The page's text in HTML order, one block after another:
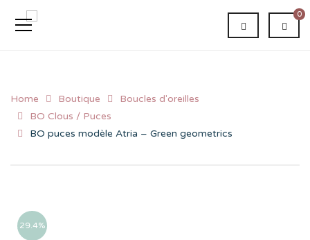
0
Home Boutique
Boucles d'oreilles
BO Clous / Puces
BO puces modèle Atria – Green geometrics
29.4%